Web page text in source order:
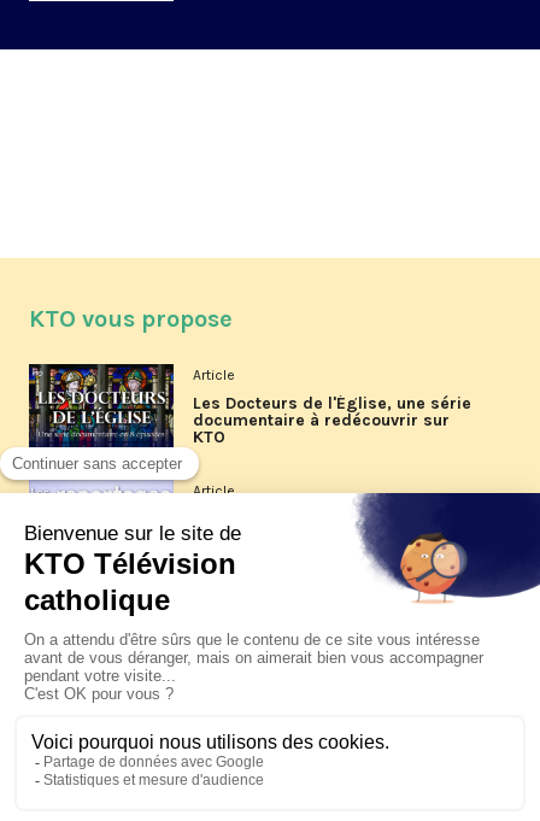
KTO vous propose
Article
Les Docteurs de l'Église, une série
documentaire à redécouvrir sur
KTO
Article
Les reportages d'été 2026 de KTO
La visite pastorale du pape Léon
XIV à Assise à suivre sur KTO le
jeudi 6 août
Le pape en Uruguay, Argentine et
Pérou du 6 au 17 novembre 2026